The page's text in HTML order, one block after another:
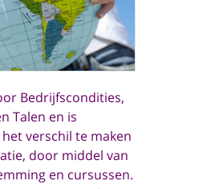
Bedrijfscondities,
Talen en is
verschil te maken
door middel van
en cursussen.